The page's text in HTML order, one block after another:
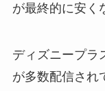
が最終的に安く
ディズニープラ
が多数配信され